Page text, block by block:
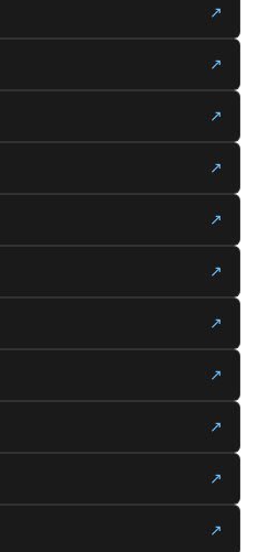
↗
↗
↗
↗
↗
↗
↗
↗
↗
↗
↗